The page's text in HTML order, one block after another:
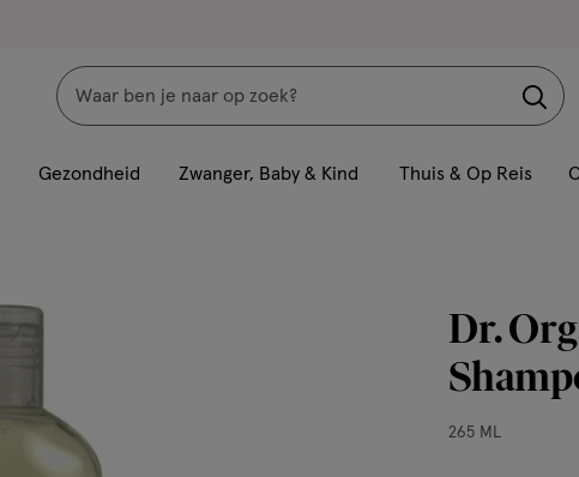
Zoeken
met
geavanceerde
zoekopties
Gezondheid Zwanger, Baby & Kind Thuis & Op Reis
Dr.
265
265 ML